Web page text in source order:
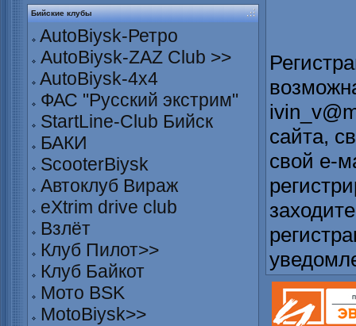
Бийские клубы
AutoBiysk-Ретро
AutoBiysk-ZAZ Club >>
AutoBiysk-4x4
ФАС "Русский экстрим"
StartLine-Club Бийск
БАКИ
ScooterBiysk
Автоклуб Вираж
eXtrim drive club
Взлёт
Клуб Пилот>>
Клуб Байкот
Мото BSK
MotoBiysk>>
сайта,
свой е-